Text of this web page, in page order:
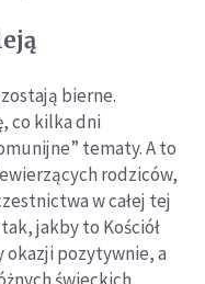
bierne.
co kilka dni
tematy. A to
rodziców,
w całej tej
jakby to Kościół
okazji pozytywnie, a